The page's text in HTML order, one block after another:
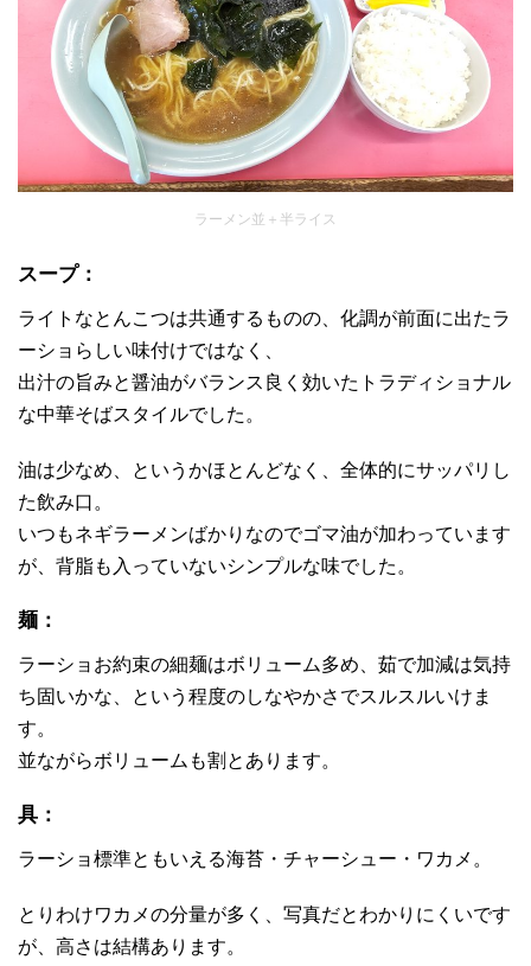
ラーメン並＋半ライス
スープ：
ライトなとんこつは共通するものの、化調が前面に出たラ
ーショらしい味付けではなく、
出汁の旨みと醤油がバランス良く効いたトラディショナル
な中華そばスタイルでした。
油は少なめ、というかほとんどなく、全体的にサッパリし
た飲み口。
いつもネギラーメンばかりなのでゴマ油が加わっています
が、背脂も入っていないシンプルな味でした。
麺：
ラーショお約束の細麺はボリューム多め、茹で加減は気持
ち固いかな、という程度のしなやかさでスルスルいけま
す。
並ながらボリュームも割とあります。
具：
ラーショ標準ともいえる海苔・チャーシュー・ワカメ。
とりわけワカメの分量が多く、写真だとわかりにくいです
が、高さは結構あります。